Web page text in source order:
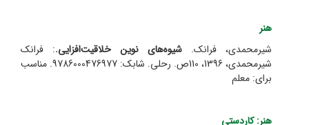
هنر
شیرمحمدی، فرانک. شیوه‌های نوین خلاقیت‌افزایی.: فرانک
شیرمحمدی، 1396، 110ص. رحلی. شابک: 9786000476977. مناسب
برای: معلم
هنر: کاردستی